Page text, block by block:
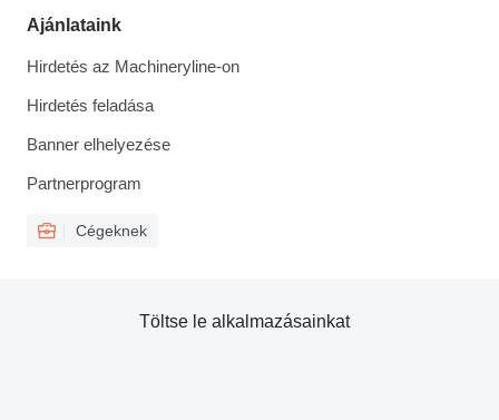
Ajánlataink
Hirdetés az Machineryline-on
Hirdetés feladása
Banner elhelyezése
Partnerprogram
Cégeknek
Töltse le alkalmazásainkat